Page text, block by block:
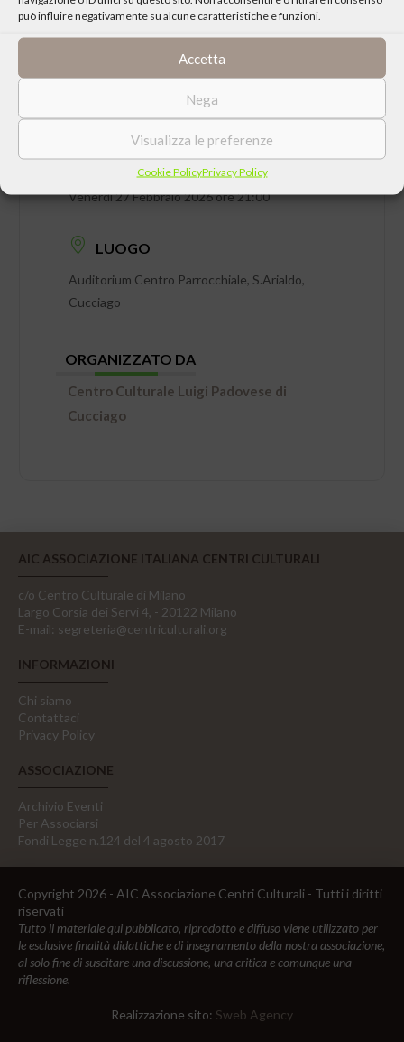
può influire negativamente su alcune caratteristiche e funzioni.
Accetta
Nega
Visualizza le preferenze
Cookie PolicyPrivacy Policy
DATA
Venerdì 27 Febbraio 2026 ore 21:00
LUOGO
Auditorium Centro Parrocchiale, S.Arialdo,
Cucciago
ORGANIZZATO DA
Centro Culturale Luigi Padovese di
Cucciago
AIC ASSOCIAZIONE ITALIANA CENTRI CULTURALI
c/o Centro Culturale di Milano
Largo Corsia dei Servi 4, - 20122 Milano
E-mail: segreteria@centriculturali.org
INFORMAZIONI
Chi siamo
Contattaci
Privacy Policy
ASSOCIAZIONE
Archivio Eventi
Per Associarsi
Fondi Legge n.124 del 4 agosto 2017
Copyright 2026 - AIC Associazione Centri Culturali - Tutti i diritti
riservati
Tutto il materiale qui pubblicato, riprodotto e diffuso viene utilizzato per
le esclusive finalità didattiche e di insegnamento della nostra associazione,
al solo fine di suscitare una discussione, una critica e comunque una
riflessione.
Realizzazione sito: Sweb Agency